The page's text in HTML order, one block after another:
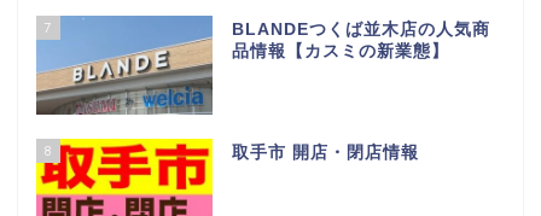
4
【2026年最新版】守谷市開店・
閉店情報
5
【2026年最新版】龍ヶ崎市開
店・閉店情報